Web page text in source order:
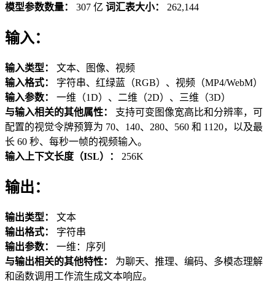
模型参数数量：
307 亿 词汇表大小： 262,144
输入：
输入类型：
文本、图像、视频
输入格式：
字符串、红绿蓝（RGB）、视频（MP4/WebM）
输入参数：
一维（1D）、二维（2D）、三维（3D）
与输入相关的其他属性：
支持可变图像宽高比和分辨率，可
配置的视觉令牌预算为 70、140、280、560 和 1120，以及最
长 60 秒、每秒一帧的视频输入。
输入上下文长度（ISL）：
256K
输出：
输出类型：
文本
输出格式：
字符串
输出参数：
一维：序列
与输出相关的其他特性：
为聊天、推理、编码、多模态理解
和函数调用工作流生成文本响应。